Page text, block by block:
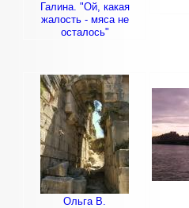
Галина. "Ой, какая
жалость - мяса не
осталось"
Ольга В.